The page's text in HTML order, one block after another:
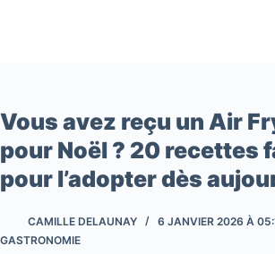
Vous avez reçu un Air
pour Noël ? 20 recettes
pour l’adopter dès
CAMILLE DELAUNAY
6 JANVIER 2026 À
GASTRONOMIE